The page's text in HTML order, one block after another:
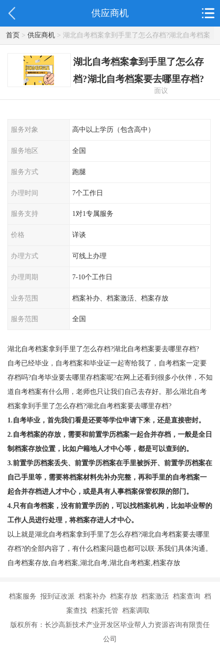
供应商机
首页> 供应商机> 湖北自考档案拿到手里了怎么存档?湖北自考档案
要去哪里存档?
湖北自考档案拿到手里了怎么存
档?湖北自考档案要去哪里存档?
面议
服务对象 高中以上学历（包含高中）
服务地区 全国
服务方式 跑腿
办理时间 7个工作日
服务支持 1对1专属服务
价格 详谈
办理方式 可线上办理
办理周期 7-10个工作日
业务范围 档案补办、档案激活、档案存放
服务范围 全国
湖北自考档案拿到手里了怎么存档?湖北自考档案要去哪里存档?
自考已经毕业，自考档案和毕业证一起寄给我了，自考档案一定要
存档吗?自考毕业要去哪里存档案呢?在网上还看到很多小伙伴，不知
道自考档案有什么用，老师也只让我们自己去存好。那么湖北自考
档案拿到手里了怎么存档?湖北自考档案要去哪里存档?
1.自考毕业，首先我们看是还要等学位申请下来，还是直接密封。
2.自考档案的存放，需要和前置学历档案一起合并存档，一般是全日
制档案存放位置，比如户籍地人才中心等，都是可以查到的。
3.前置学历档案丢失、前置学历档案在手里被拆开、前置学历档案在
自己手里等，需要将档案材料先补办完整，再和手里的自考档案一
起合并存档进人才中心，或是具有人事档案保管权限的部门。
4.只有自考档案，没有前置学历的，可以找档案机构，比如毕业帮的
工作人员进行处理，将档案存进人才中心。
以上就是湖北自考档案拿到手里了怎么存档?湖北自考档案要去哪里
存档?的全部内容了，有什么档案问题也都可以联·系我们具体沟通。
自考档案存放,自考档案,湖北自考,湖北自考档案,档案存放
档案服务 报到证改派 档案补办 档案存放 档案激活 档案查询 档
案查找 档案托管 档案调取
版权所有：长沙高新技术产业开发区毕业帮人力资源咨询有限责任
公司